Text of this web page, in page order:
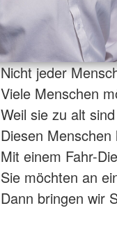
Nicht jeder
Viele Menschen
Weil sie zu alt
Diesen
Mit einem Fahr-
Sie möchten an
Dann bringen wir